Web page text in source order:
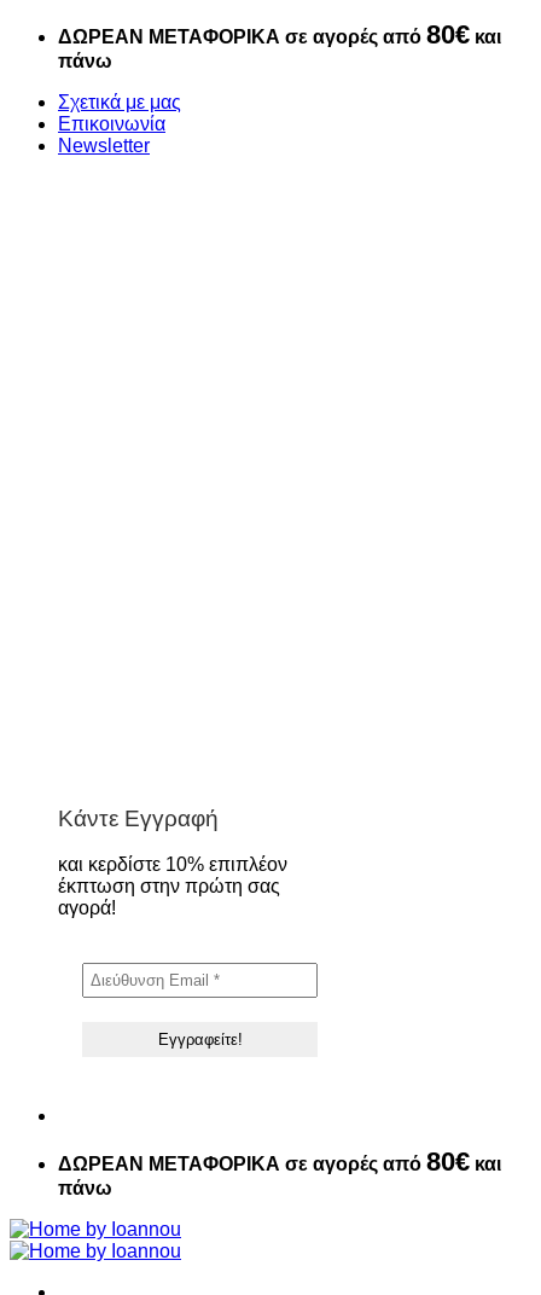
Μετάβαση
περιεχόμενο
ΔΩΡΕΑΝ ΜΕΤΑΦΟΡΙΚΑ σε αγορές από 80€ και
πάνω
Σχετικά με μας
Επικοινωνία
Newsletter
Κάντε Εγγραφή
και κερδίστε 10% επιπλέον
έκπτωση στην πρώτη σας
αγορά!
ΔΩΡΕΑΝ ΜΕΤΑΦΟΡΙΚΑ σε αγορές από 80€ και
πάνω